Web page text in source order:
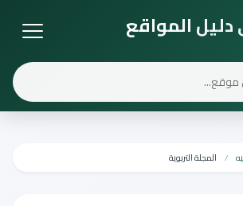
المواقع
المجلة التربوية